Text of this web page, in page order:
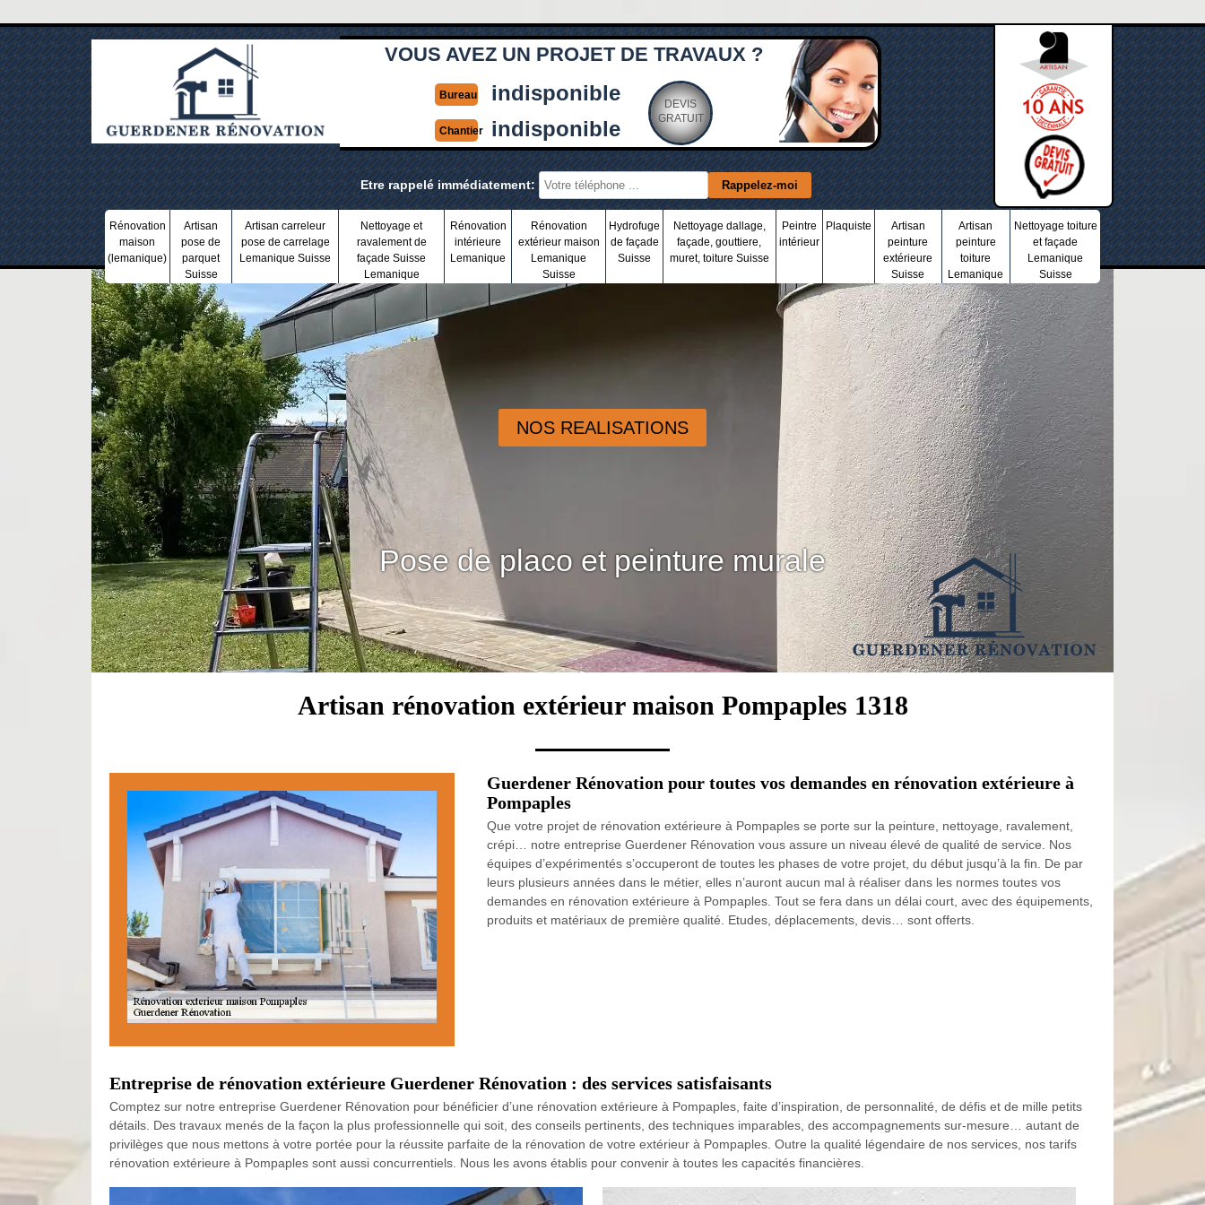
VOUS AVEZ UN PROJET DE TRAVAUX ?
Bureau indisponible
Chantier indisponible
DEVIS
GRATUIT
Etre rappelé immédiatement:
Rénovation
maison
(lemanique)
Artisan
pose de
parquet
Suisse
Artisan carreleur
pose de carrelage
Lemanique Suisse
Nettoyage et
ravalement de
façade Suisse
Lemanique
Rénovation
intérieure
Lemanique
Rénovation
extérieur maison
Lemanique
Suisse
Hydrofuge
de façade
Suisse
Nettoyage dallage,
façade, gouttiere,
muret, toiture Suisse
Peintre
intérieur
Plaquiste
Artisan
peinture
extérieure
Suisse
Artisan
peinture
toiture
Lemanique
Nettoyage toiture
et façade
Lemanique
Suisse
NOS REALISATIONS
Pose de placo et peinture murale
Artisan rénovation extérieur maison Pompaples 1318
Guerdener Rénovation pour toutes vos demandes en rénovation extérieure à
Pompaples
Que votre projet de rénovation extérieure à Pompaples se porte sur la peinture, nettoyage, ravalement,
crépi… notre entreprise Guerdener Rénovation vous assure un niveau élevé de qualité de service. Nos
équipes d’expérimentés s’occuperont de toutes les phases de votre projet, du début jusqu’à la fin. De par
leurs plusieurs années dans le métier, elles n’auront aucun mal à réaliser dans les normes toutes vos
demandes en rénovation extérieure à Pompaples. Tout se fera dans un délai court, avec des équipements,
produits et matériaux de première qualité. Etudes, déplacements, devis… sont offerts.
Entreprise de rénovation extérieure Guerdener Rénovation : des services satisfaisants
Comptez sur notre entreprise Guerdener Rénovation pour bénéficier d’une rénovation extérieure à Pompaples, faite d’inspiration, de personnalité, de défis et de mille petits
détails. Des travaux menés de la façon la plus professionnelle qui soit, des conseils pertinents, des techniques imparables, des accompagnements sur-mesure… autant de
privilèges que nous mettons à votre portée pour la réussite parfaite de la rénovation de votre extérieur à Pompaples. Outre la qualité légendaire de nos services, nos tarifs
rénovation extérieure à Pompaples sont aussi concurrentiels. Nous les avons établis pour convenir à toutes les capacités financières.